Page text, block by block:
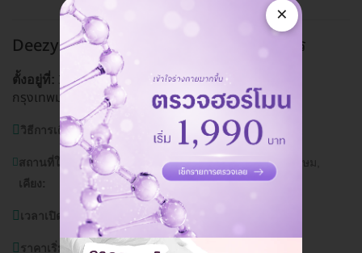
Deezy Dental Home สาขาจตุจักร จตุจักร
ตั้งอยู่ที่: 349 ถ. วิภาวดีรังสิต แขวงจอมพล เขตจตุจักร
กรุงเทพมหานคร 10900
ดูแผนที่คลินิก
วิธีการเดินทาง:BTS หมอชิต, MRT พหลโยธิน
สถานที่ใกล้
เคียง:
ตลาดนัดจตุจักร, มหาวิทยาลัยราชภัฏจันทรเกษม,
สถานีโทรทัศน์ช่อง 7
เวลาเปิดบริการ: วันจันทร์-อาทิตย์ (ทุกวัน) 10.30-20.30 น.
ราคาเริ่มต้นที่ 2,500 บาท
×